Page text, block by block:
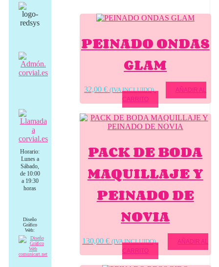
PEINADO ONDAS
GLAM
32,00€ (IVA INCLUIDO)
AÑADIR AL
CARRITO
PACK DE BODA
MAQUILLAJE Y
PEINADO DE
NOVIA
130,00€ (IVA INCLUIDO)
AÑADIR AL
CARRITO
Horario:
Lunes a
Sábado,
de 10:00
a 19:30
horas
Diseño
Gráfico
Web: